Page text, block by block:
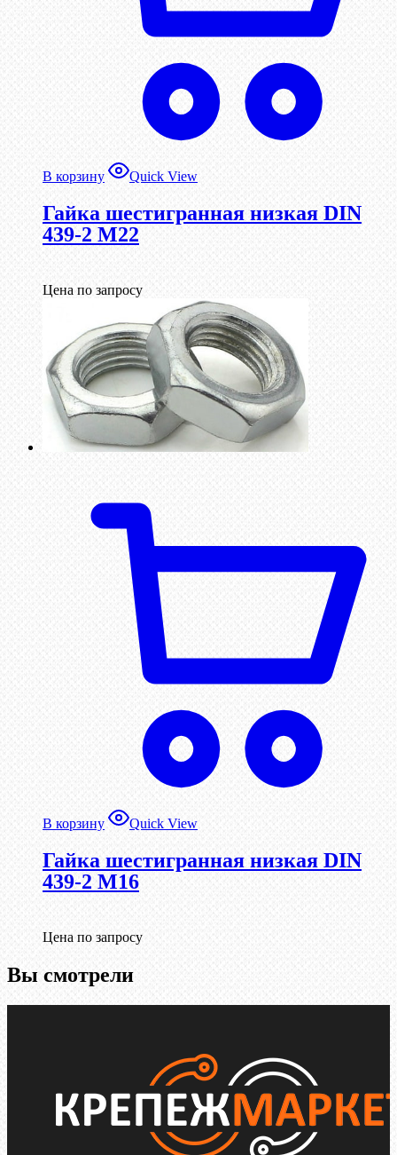
В корзину Quick View
Гайка шестигранная низкая DIN
439-2 М22
Цена по запросу
В корзину Quick View
Гайка шестигранная низкая DIN
439-2 М16
Цена по запросу
Вы смотрели